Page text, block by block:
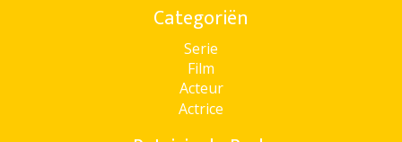
Categoriën
Serie
Film
Acteur
Actrice